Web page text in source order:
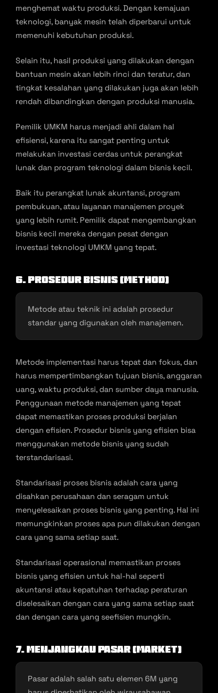
menghemat waktu produksi. Dengan kemajuan
teknologi, banyak mesin telah diperbarui untuk
memenuhi kebutuhan produksi.
Selain itu, hasil produksi yang dilakukan dengan
bantuan mesin akan lebih rinci dan teratur, dan
tingkat kesalahan yang dilakukan juga akan lebih
rendah dibandingkan dengan produksi manusia.
Pemilik UMKM harus menjadi ahli dalam hal
efisiensi, karena itu sangat penting untuk
melakukan investasi cerdas untuk perangkat
lunak dan program teknologi dalam bisnis kecil.
Baik itu perangkat lunak akuntansi, program
pembukuan, atau layanan manajemen proyek
yang lebih rumit. Pemilik dapat mengembangkan
bisnis kecil mereka dengan pesat dengan
investasi teknologi UMKM yang tepat.
6. Prosedur Bisnis (Method)
Metode atau teknik ini adalah prosedur
standar yang digunakan oleh manajemen.
Metode implementasi harus tepat dan fokus, dan
harus mempertimbangkan tujuan bisnis, anggaran
uang, waktu produksi, dan sumber daya manusia.
Penggunaan metode manajemen yang tepat
dapat memastikan proses produksi berjalan
dengan efisien. Prosedur bisnis yang efisien bisa
menggunakan metode bisnis yang sudah
terstandarisasi.
Standarisasi proses bisnis adalah cara yang
disahkan perusahaan dan seragam untuk
menyelesaikan proses bisnis yang penting. Hal ini
memungkinkan proses apa pun dilakukan dengan
cara yang sama setiap saat.
Standarisasi operasional memastikan proses
bisnis yang efisien untuk hal-hal seperti
akuntansi atau kepatuhan terhadap peraturan
diselesaikan dengan cara yang sama setiap saat
dan dengan cara yang seefisien mungkin.
7. Menjangkau Pasar (Market)
Pasar adalah salah satu elemen 6M yang